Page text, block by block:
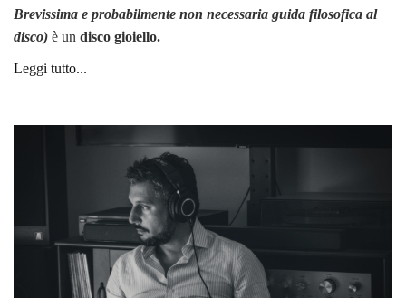
Brevissima e probabilmente non necessaria guida filosofica al
disco) è un disco gioiello.
Leggi tutto...